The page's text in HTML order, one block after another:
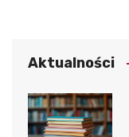
Aktualności